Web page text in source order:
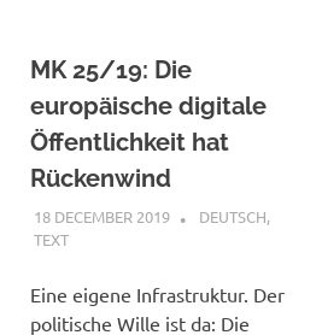
MK 25/19: Die
europäische digitale
Öffentlichkeit hat
Rückenwind
18 DECEMBER 2019 VGRASS
DEUTSCH,
TEXT
Eine eigene Infrastruktur. Der
politische Wille ist da: Die